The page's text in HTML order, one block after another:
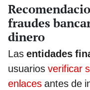
fraudes
dinero
Las entidades
usuarios verificar
enlaces antes de